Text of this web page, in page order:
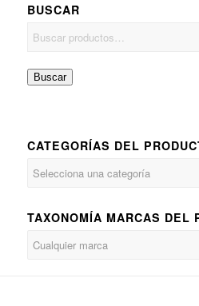
BUSCAR
Buscar
CATEGORÍAS DEL
TAXONOMÍA MARCAS DEL